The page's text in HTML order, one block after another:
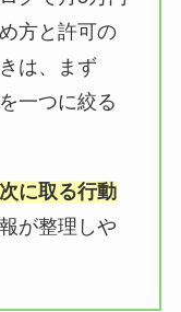
方と許可の
は、まず
一つに絞る
に取る行動
が整理しや